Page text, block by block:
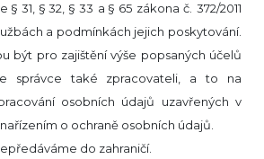
31, § 32, § 33 a § 65 zákona č. 372/2011
a podmínkách jejich poskytování.
být pro zajištění výše popsaných účelů
správce také zpracovateli, a to na
osobních údajů uzavřených v
o ochraně osobních údajů.
do zahraničí.